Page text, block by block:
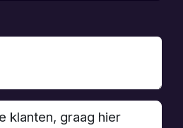
klanten, graag hier